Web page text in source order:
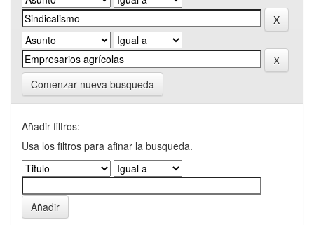
Comenzar nueva busqueda
Añadir filtros:
Usa los filtros para afinar la busqueda.